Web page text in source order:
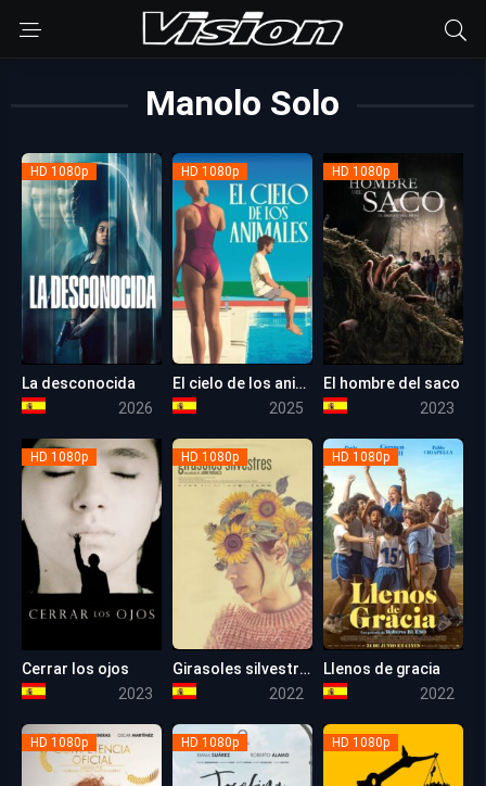
Manolo Solo
HD 1080p
La desconocida
2026
HD 1080p
El cielo de los animales
2025
HD 1080p
El hombre del saco
2023
HD 1080p
Cerrar los ojos
2023
HD 1080p
Girasoles silvestres
2022
HD 1080p
Llenos de gracia
2022
HD 1080p HD 1080p HD 1080p